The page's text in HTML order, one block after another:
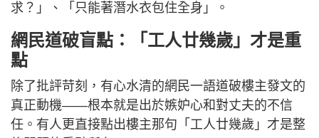
求？」、「只能著潛水衣包住全身」。
網民道破盲點：「工人廿幾歲」才是重
點
除了批評苛刻，有心水清的網民一語道破樓主發文的
真正動機——根本就是出於嫉妒心和對丈夫的不信
任。有人更直接點出樓主那句「工人廿幾歲」才是整